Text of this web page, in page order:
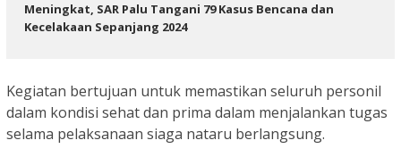
Meningkat, SAR Palu Tangani 79 Kasus Bencana dan
Kecelakaan Sepanjang 2024
Kegiatan bertujuan untuk memastikan seluruh personil
dalam kondisi sehat dan prima dalam menjalankan tugas
selama pelaksanaan siaga nataru berlangsung.